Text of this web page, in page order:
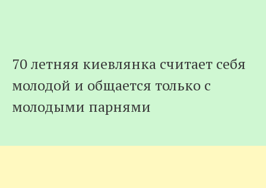
70 летняя киевлянка считает себя
молодой и общается только с
молодыми парнями